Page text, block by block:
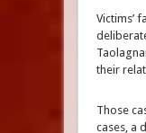
Victims’
their
Those
cases, a